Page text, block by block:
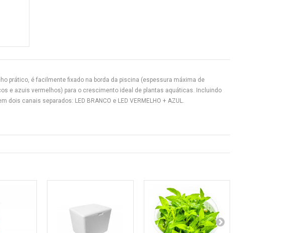
prático, é facilmente fixado na borda da piscina (espessura máxima de
e azuis vermelhos) para o crescimento ideal de plantas aquáticas. Incluindo
canais separados: LED BRANCO e LED VERMELHO + AZUL.